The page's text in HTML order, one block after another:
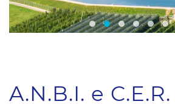
Consorzi irrigui
Comifo
Consorzi
La
A.N.B.I. e